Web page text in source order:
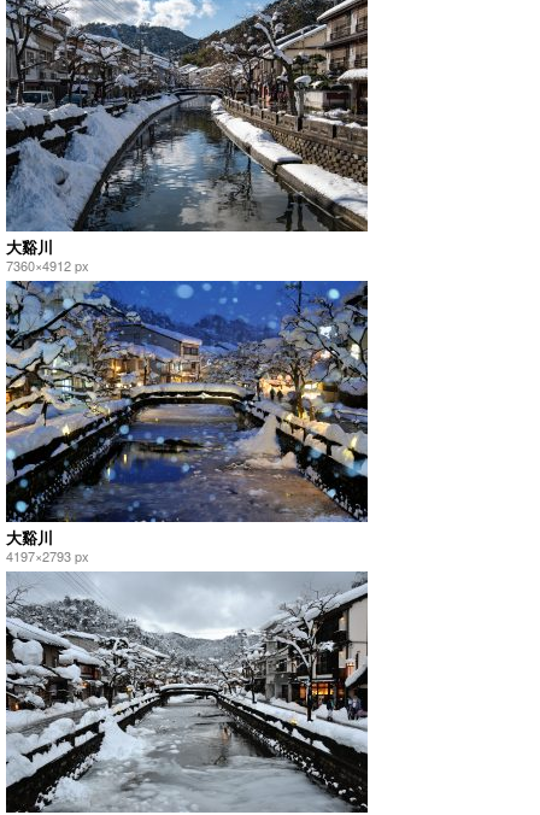
大谿川
7360×4912 px
大谿川
4197×2793 px